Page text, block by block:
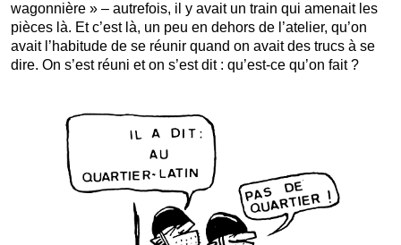
wagonnière » – autrefois, il y avait un train qui amenait les
pièces là. Et c’est là, un peu en dehors de l’atelier, qu’on
avait l’habitude de se réunir quand on avait des trucs à se
dire. On s’est réuni et on s’est dit : qu’est-ce qu’on fait ?